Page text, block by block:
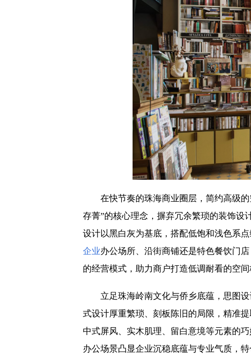
在快节奏的珠海商业圈层，简约高级
存菁”的核心理念，摒弃冗余繁琐的装饰设
设计以黑白灰为基底，搭配低饱和浅色系
企业办公场所、沿街商铺还是特色餐饮门
的经营模式，助力商户打造低调耐看的空间
立足珠海岭南文化与侨乡底蕴，思图
式设计厚重繁琐、刻板陈旧的局限，精准
中式屏风、实木肌理、留白意境等元素的
办公场景凸显企业沉稳底蕴与专业气质，